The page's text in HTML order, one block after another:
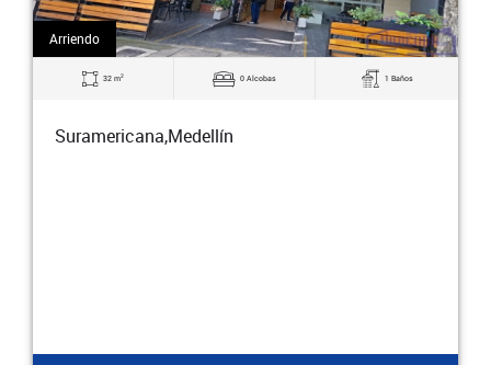
Arriendo
0 Alcobas
Suramericana,Medellín